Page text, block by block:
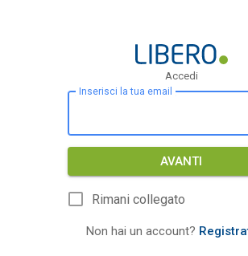
Accedi
Inserisci la tua email
AVANTI
Rimani collegato
Non hai un account?